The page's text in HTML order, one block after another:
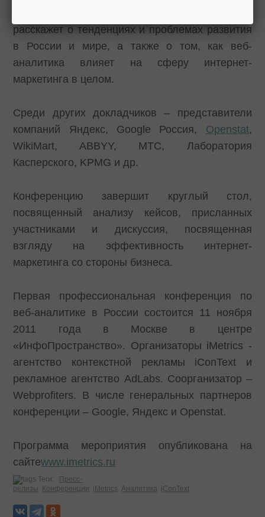
расскажет о тенденциях и проблемах развития
в России и мире, а также о том, как веб-
аналитика влияет на сферу интернет-
маркетинга в целом.
Среди других докладчиков – представители
компаний Яндекс, Google Россия, Openstat,
WikiMart, ABBYY, МТС, Лаборатория
Касперского, KPMG и др.
Конференцию завершит круглый стол,
посвященный анализу кейсов, присланных
участниками и дискуссия, посвященная
взгляду на эффективность интернет-
маркетинга со стороны бизнеса.
Первая профессиональная конференция по
веб-аналитике в России состоится 11 ноября
2011 года в Москве в центре
«ИнфоПространство». Организаторы iMetrics -
агентство контекстной рекламы iConText и
рекламное агентство AdLabs. Соорганизатор –
Webprofiters. В числе генеральных партнеров
конференции – Google, Яндекс и Openstat.
Программа мероприятия опубликована на
сайтеwww.imetrics.ru
Теги:
Пресс-
релизы
Конференции iMetrics Аналитика iConText